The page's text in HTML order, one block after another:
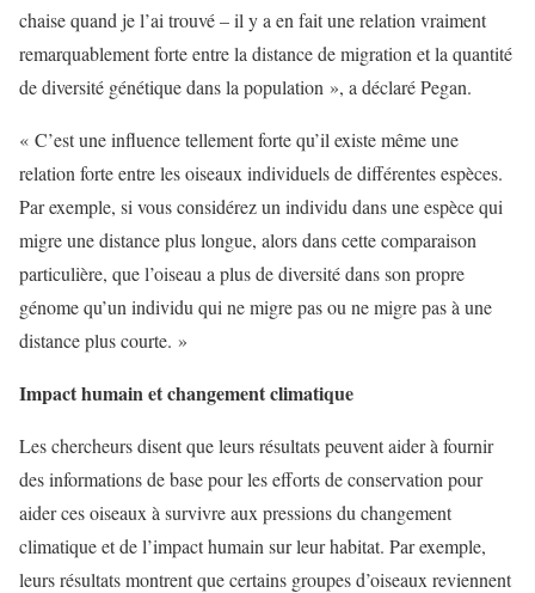
chaise quand je l’ai trouvé – il y a en fait une relation vraiment
remarquablement forte entre la distance de migration et la quantité
de diversité génétique dans la population », a déclaré Pegan.
« C’est une influence tellement forte qu’il existe même une
relation forte entre les oiseaux individuels de différentes espèces.
Par exemple, si vous considérez un individu dans une espèce qui
migre une distance plus longue, alors dans cette comparaison
particulière, que l’oiseau a plus de diversité dans son propre
génome qu’un individu qui ne migre pas ou ne migre pas à une
distance plus courte. »
Impact humain et changement climatique
Les chercheurs disent que leurs résultats peuvent aider à fournir
des informations de base pour les efforts de conservation pour
aider ces oiseaux à survivre aux pressions du changement
climatique et de l’impact humain sur leur habitat. Par exemple,
leurs résultats montrent que certains groupes d’oiseaux reviennent